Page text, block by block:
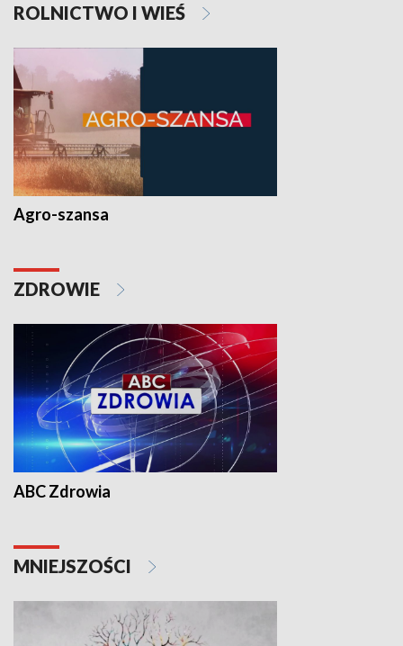
ROLNICTWO I WIEŚ
Agro-szansa
ZDROWIE
ABC Zdrowia
MNIEJSZOŚCI